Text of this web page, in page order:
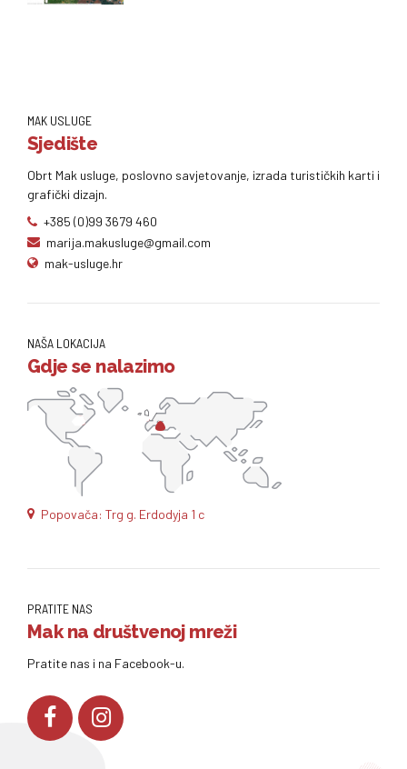
MAK USLUGE
Sjedište
Obrt Mak usluge, poslovno savjetovanje, izrada turističkih karti i
grafički dizajn.
+385 (0)99 3679 460
marija.makusluge@gmail.com
mak-usluge.hr
NAŠA LOKACIJA
Gdje se nalazimo
Popovača: Trg g. Erdodyja 1 c
PRATITE NAS
Mak na društvenoj mreži
Pratite nas i na Facebook-u.